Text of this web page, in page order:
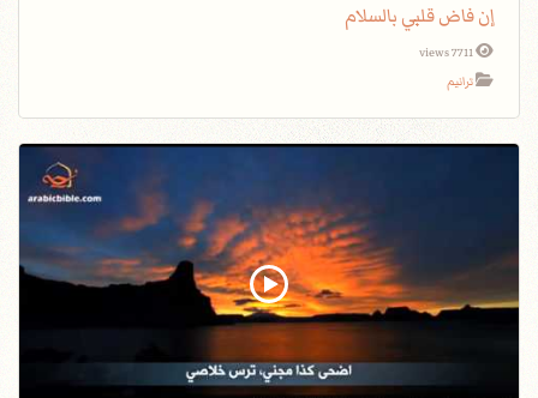
إن فاض قلبي بالسلام
7711 views
ترانيم